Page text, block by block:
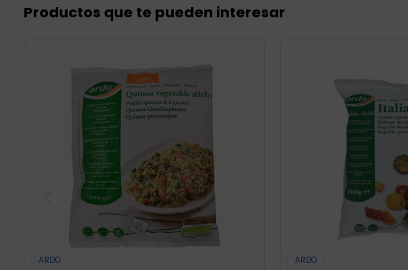
Productos que te pueden interesar
ARDO ARDO